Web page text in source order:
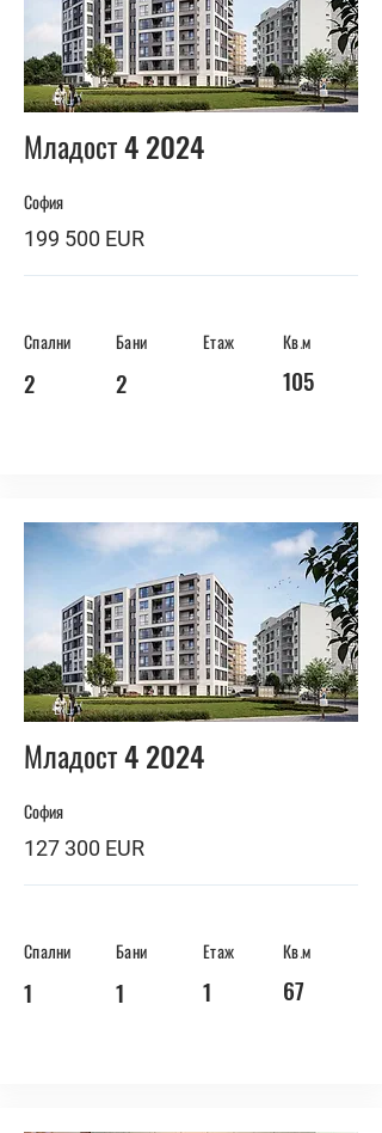
BUY
Младост 4 2024
София
199 500 EUR
Спални Бани Етаж Кв.м
2 2 105
BUY
Младост 4 2024
София
127 300 EUR
Спални Бани Етаж Кв.м
1 1 1 67